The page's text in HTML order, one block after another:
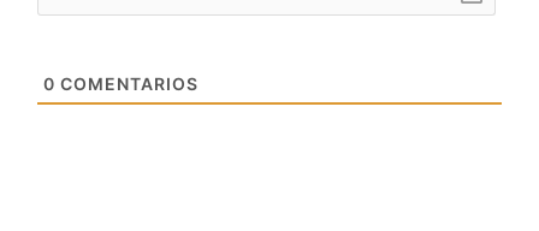
0 COMENTARIOS